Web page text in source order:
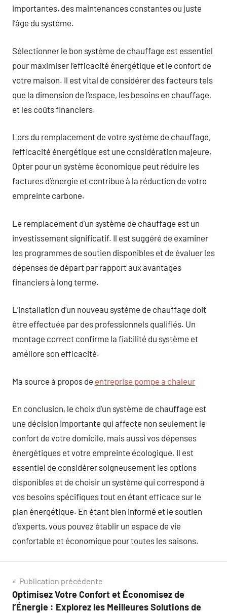
importantes, des maintenances constantes ou juste
l’âge du système.
Sélectionner le bon système de chauffage est essentiel
pour maximiser l’efficacité énergétique et le confort de
votre maison. Il est vital de considérer des facteurs tels
que la dimension de l’espace, les besoins en chauffage,
et les coûts financiers.
Lors du remplacement de votre système de chauffage,
l’efficacité énergétique est une considération majeure.
Opter pour un système économique peut réduire les
factures d’énergie et contribue à la réduction de votre
empreinte carbone.
Le remplacement d’un système de chauffage est un
investissement significatif. Il est suggéré de examiner
les programmes de soutien disponibles et de évaluer les
dépenses de départ par rapport aux avantages
financiers à long terme.
L’installation d’un nouveau système de chauffage doit
être effectuée par des professionnels qualifiés. Un
montage correct confirme la fiabilité du système et
améliore son efficacité.
Ma source à propos de entreprise pompe a chaleur
En conclusion, le choix d’un système de chauffage est
une décision importante qui affecte non seulement le
confort de votre domicile, mais aussi vos dépenses
énergétiques et votre empreinte écologique. Il est
essentiel de considérer soigneusement les options
disponibles et de choisir un système qui correspond à
vos besoins spécifiques tout en étant efficace sur le
plan énergétique. En étant bien informé et le soutien
d’experts, vous pouvez établir un espace de vie
confortable et économique pour toutes les saisons.
Navigation
de
Publication précédente
Optimisez Votre Confort et Économisez de
l’Énergie : Explorez les Meilleures Solutions de